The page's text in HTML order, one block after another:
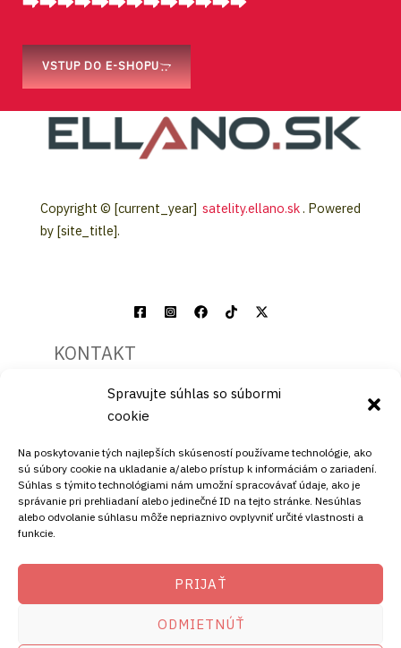
Spravujte súhlas so súbormi
cookie
Na poskytovanie tých najlepších skúseností používame technológie, ako
sú súbory cookie na ukladanie a/alebo prístup k informáciám o zariadení.
Súhlas s týmito technológiami nám umožní spracovávať údaje, ako je
správanie pri prehliadaní alebo jedinečné ID na tejto stránke. Nesúhlas
alebo odvolanie súhlasu môže nepriaznivo ovplyvniť určité vlastnosti a
funkcie.
PRIJAŤ
ODMIETNÚŤ
VSTUP DO E-SHOPU
Copyright © [current_year] satelity.ellano.sk. Powered
by [site_title].
KONTAKT
+421911072878
+421908072878
ADRESA
Štiavnička 211/49